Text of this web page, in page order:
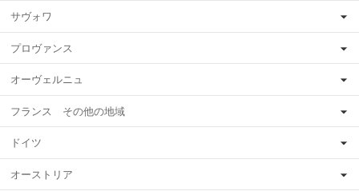
サヴォワ
プロヴァンス
オーヴェルニュ
フランス その他の地域
ドイツ
オーストリア